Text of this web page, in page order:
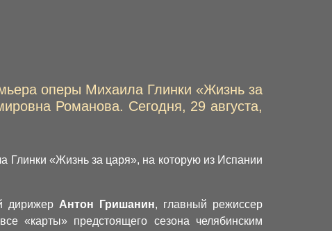
оперы Михаила Глинки «Жизнь за
Романова. Сегодня, 29 августа,
Глинки «Жизнь за царя», на которую из Испании
дирижер Антон Гришанин, главный режиссер
«карты» предстоящего сезона челябинским